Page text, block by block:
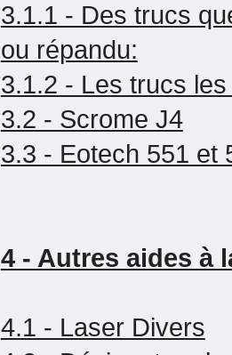
3.1.1 - Des trucs
ou répandu:
3.1.2 - Les trucs
3.2 - Scrome J4
3.3 - Eotech 551 et
4 - Autres aides à
4.1 - Laser Divers